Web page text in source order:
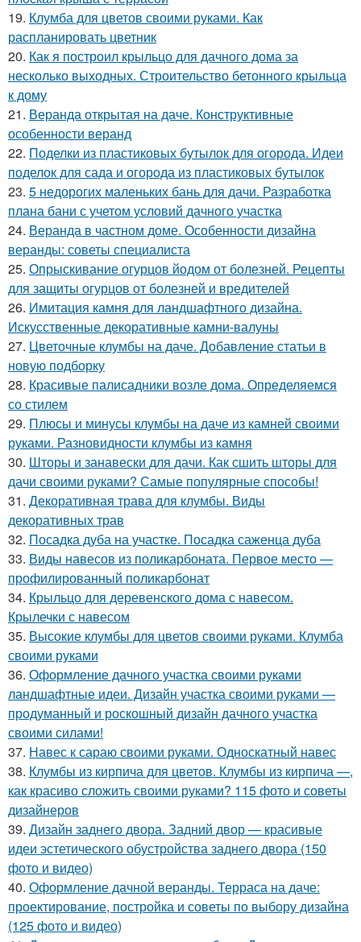
19. Клумба для цветов своими руками. Как
распланировать цветник
20. Как я построил крыльцо для дачного дома за
несколько выходных. Строительство бетонного крыльца
к дому
21. Веранда открытая на даче. Конструктивные
особенности веранд
22. Поделки из пластиковых бутылок для огорода. Идеи
поделок для сада и огорода из пластиковых бутылок
23. 5 недорогих маленьких бань для дачи. Разработка
плана бани с учетом условий дачного участка
24. Веранда в частном доме. Особенности дизайна
веранды: советы специалиста
25. Опрыскивание огурцов йодом от болезней. Рецепты
для защиты огурцов от болезней и вредителей
26. Имитация камня для ландшафтного дизайна.
Искусственные декоративные камни-валуны
27. Цветочные клумбы на даче. Добавление статьи в
новую подборку
28. Красивые палисадники возле дома. Определяемся
со стилем
29. Плюсы и минусы клумбы на даче из камней своими
руками. Разновидности клумбы из камня
30. Шторы и занавески для дачи. Как сшить шторы для
дачи своими руками? Самые популярные способы!
31. Декоративная трава для клумбы. Виды
декоративных трав
32. Посадка дуба на участке. Посадка саженца дуба
33. Виды навесов из поликарбоната. Первое место —
профилированный поликарбонат
34. Крыльцо для деревенского дома с навесом.
Крылечки с навесом
35. Высокие клумбы для цветов своими руками. Клумба
своими руками
36. Оформление дачного участка своими руками
ландшафтные идеи. Дизайн участка своими руками —
продуманный и роскошный дизайн дачного участка
своими силами!
37. Навес к сараю своими руками. Односкатный навес
38. Клумбы из кирпича для цветов. Клумбы из кирпича —,
как красиво сложить своими руками? 115 фото и советы
дизайнеров
39. Дизайн заднего двора. Задний двор — красивые
идеи эстетического обустройства заднего двора (150
фото и видео)
40. Оформление дачной веранды. Терраса на даче:
проектирование, постройка и советы по выбору дизайна
(125 фото и видео)